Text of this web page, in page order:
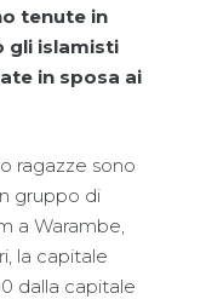
tenute in
gli islamisti
in sposa ai
ragazze sono
gruppo di
a Warambe,
la capitale
dalla capitale